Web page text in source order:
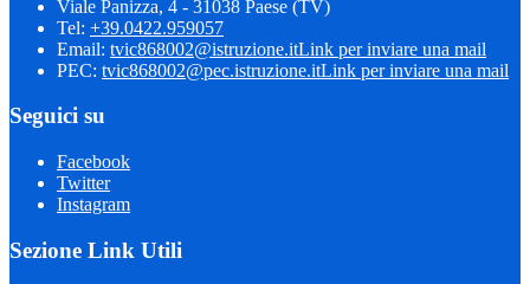
Viale Panizza, 4 - 31038 Paese (TV)
Tel: +39.0422.959057
Email: tvic868002@istruzione.itLink per inviare una mail
PEC: tvic868002@pec.istruzione.itLink per inviare una mail
Seguici su
Facebook
Twitter
Instagram
Sezione Link Utili